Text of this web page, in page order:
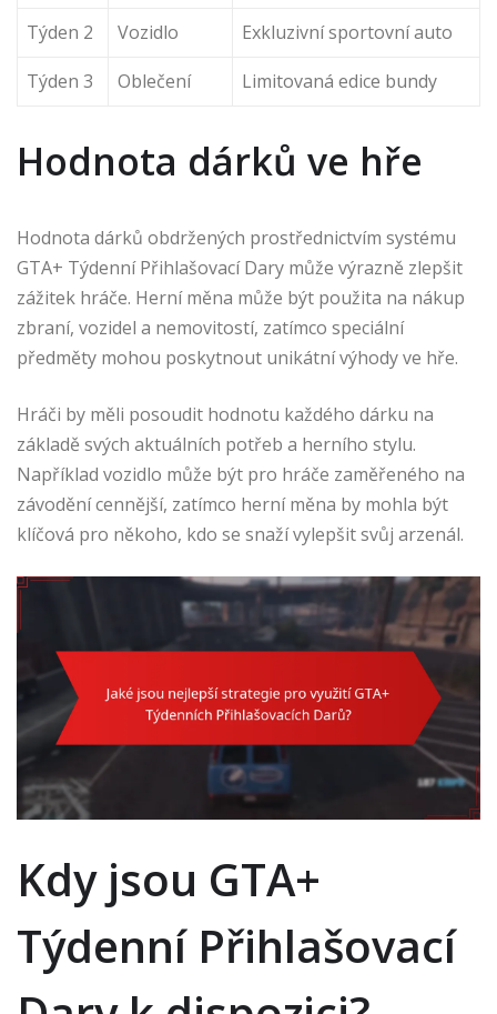
Týden 2
Vozidlo
Exkluzivní sportovní auto
Týden 3
Oblečení Limitovaná edice bundy
Hodnota dárků ve hře
Hodnota dárků obdržených prostřednictvím systému
GTA+ Týdenní Přihlašovací Dary může výrazně zlepšit
zážitek hráče. Herní měna může být použita na nákup
zbraní, vozidel a nemovitostí, zatímco speciální
předměty mohou poskytnout unikátní výhody ve hře.
Hráči by měli posoudit hodnotu každého dárku na
základě svých aktuálních potřeb a herního stylu.
Například vozidlo může být pro hráče zaměřeného na
závodění cennější, zatímco herní měna by mohla být
klíčová pro někoho, kdo se snaží vylepšit svůj arzenál.
Kdy jsou GTA+
Týdenní Přihlašovací